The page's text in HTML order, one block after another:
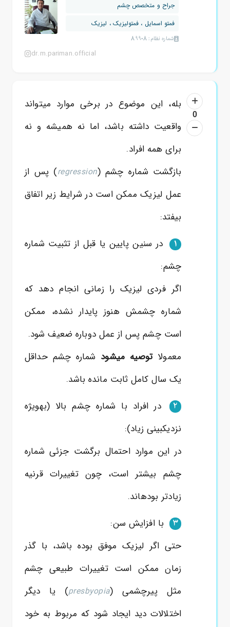
جراح و متخصص چشم
فمتو اسمایل ، فمتولیزیک ، لیزیک
شماره نظام: 89908
dr.m.pariman.official
0
بله، این موضوع در برخی موارد میتواند
واقعیت داشته باشد، اما نه همیشه و نه
برای همه افراد.
بازگشت شماره چشم (regression
) پس از
عمل لیزیک ممکن است در شرایط زیر اتفاق
بیفتد:
1
در سنین پایین یا قبل از تثبیت شماره
چشم:
اگر فردی لیزیک را زمانی انجام دهد که
شماره چشمش هنوز پایدار نشده، ممکن
است چشم پس از عمل دوباره ضعیف شود.
معمولاتوصیه میشود شماره چشم حداقل
یک سال کامل ثابت مانده باشد.
2
در افراد با شماره چشم بالا (بهویژه
نزدیکبینی زیاد):
در این موارد احتمال برگشت جزئی شماره
چشم بیشتر است، چون تغییرات قرنیه
زیادتر بودهاند.
3
با افزایش سن:
حتی اگر لیزیک موفق بوده باشد، با گذر
زمان ممکن است تغییرات طبیعی چشم
مثل پیرچشمی (presbyopia) یا دیگر
اختلالات دید ایجاد شود که مربوط به خود